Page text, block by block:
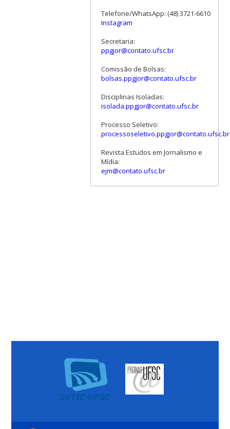
Telefone/WhatsApp: (48) 3721-6610
Instagram
Secretaria:
ppgjor@contato.ufsc.br
Comissão de Bolsas:
bolsas.ppgjor@contato.ufsc.br
Disciplinas Isoladas:
isolada.ppgjor@contato.ufsc.br
Processo Seletivo:
processoseletivo.ppgjor@contato.ufsc.br
Revista Estudos em Jornalismo e
Mídia:
ejm@contato.ufsc.br